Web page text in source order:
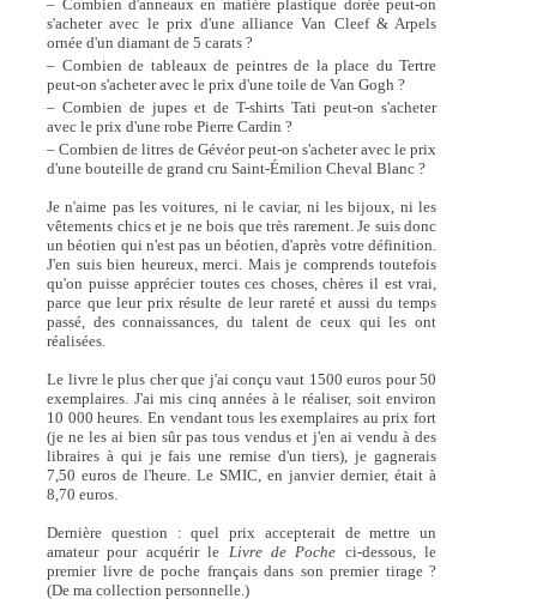
– Combien d'anneaux en matière plastique dorée peut-on
s'acheter avec le prix d'une alliance Van Cleef & Arpels
ornée d'un diamant de 5 carats ?
– Combien de tableaux de peintres de la place du Tertre
peut-on s'acheter avec le prix d'une toile de Van Gogh ?
– Combien de jupes et de T-shirts Tati peut-on s'acheter
avec le prix d'une robe Pierre Cardin ?
– Combien de litres de Gévéor peut-on s'acheter avec le prix
d'une bouteille de grand cru Saint-Émilion Cheval Blanc ?
Je n'aime pas les voitures, ni le caviar, ni les bijoux, ni les
vêtements chics et je ne bois que très rarement. Je suis donc
un béotien qui n'est pas un béotien, d'après votre définition.
J'en suis bien heureux, merci. Mais je comprends toutefois
qu'on puisse apprécier toutes ces choses, chères il est vrai,
parce que leur prix résulte de leur rareté et aussi du temps
passé, des connaissances, du talent de ceux qui les ont
réalisées.
Le livre le plus cher que j'ai conçu vaut 1500 euros pour 50
exemplaires. J'ai mis cinq années à le réaliser, soit environ
10 000 heures. En vendant tous les exemplaires au prix fort
(je ne les ai bien sûr pas tous vendus et j'en ai vendu à des
libraires à qui je fais une remise d'un tiers), je gagnerais
7,50 euros de l'heure. Le SMIC, en janvier dernier, était à
8,70 euros.
Dernière question : quel prix accepterait de mettre un
amateur pour acquérir le Livre de Poche ci-dessous, le
premier livre de poche français dans son premier tirage ?
(De ma collection personnelle.)